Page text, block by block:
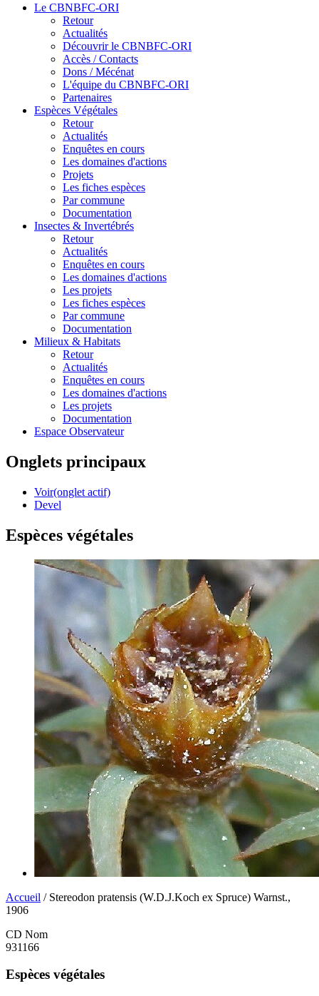
Le CBNBFC-ORI
Retour
Actualités
Découvrir le CBNBFC-ORI
Accès / Contacts
Dons / Mécénat
L'équipe du CBNBFC-ORI
Partenaires
Espèces Végétales
Retour
Actualités
Enquêtes en cours
Les domaines d'actions
Projets
Les fiches espèces
Par commune
Documentation
Insectes & Invertébrés
Retour
Actualités
Enquêtes en cours
Les domaines d'actions
Les projets
Les fiches espèces
Par commune
Documentation
Milieux & Habitats
Retour
Actualités
Enquêtes en cours
Les domaines d'actions
Les projets
Documentation
Espace Observateur
Onglets principaux
Voir(onglet actif)
Devel
Espèces végétales
Accueil / Stereodon pratensis (W.D.J.Koch ex Spruce) Warnst.,
1906
CD Nom
931166
Espèces végétales